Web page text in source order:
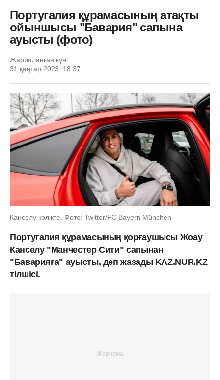
Португалия құрамасының атақты
ойыншысы "Бавария" сапына
ауысты (фото)
Жарияланған күні:
31 қаңтар 2023, 18:37
Канселу көлікте. Фото: Twitter/FC Bayern München
Португалия құрамасының қорғаушысы Жоау
Канселу "Манчестер Сити" сапынан
"Баварияға" ауысты, деп жазады KAZ.NUR.KZ
тілшісі.